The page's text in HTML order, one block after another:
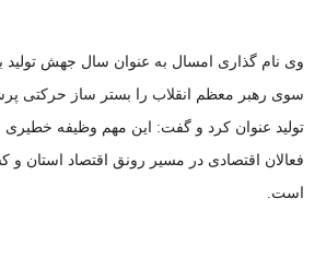
وی نام گذاری امسال به عنوان سال جهش تولید
سوی رهبر معظم انقلاب را بستر ساز حرکتی
تولید عنوان کرد و گفت: این مهم وظیفه خطیری
فعالان اقتصادی در مسیر رونق اقتصاد استان
است.